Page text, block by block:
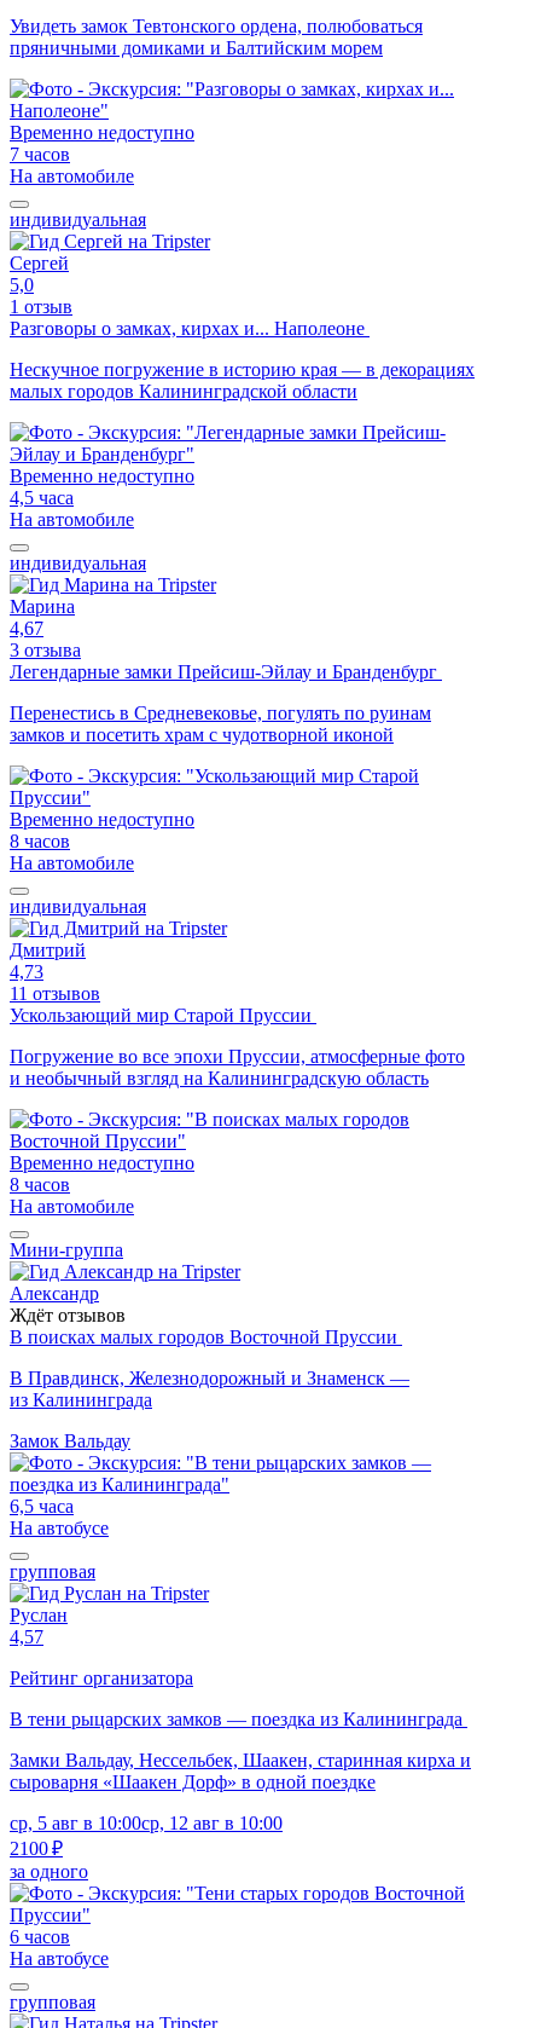
Увидеть замок Тевтонского ордена, полюбоваться
пряничными домиками и Балтийским морем
Временно недоступно
7 часов
На автомобиле
индивидуальная
Сергей
5,0
1 отзыв
Разговоры о замках, кирхах и... Наполеоне
Нескучное погружение в историю края — в декорациях
малых городов Калининградской области
Временно недоступно
4,5 часа
На автомобиле
индивидуальная
Марина
4,67
3 отзыва
Легендарные замки Прейсиш-Эйлау и Бранденбург
Перенестись в Средневековье, погулять по руинам
замков и посетить храм с чудотворной иконой
Временно недоступно
8 часов
На автомобиле
индивидуальная
Дмитрий
4,73
11 отзывов
Ускользающий мир Старой Пруссии
Погружение во все эпохи Пруссии, атмосферные фото
и необычный взгляд на Калининградскую область
Временно недоступно
8 часов
На автомобиле
Мини-группа
Александр
Ждёт отзывов
В поисках малых городов Восточной Пруссии
В Правдинск, Железнодорожный и Знаменск —
из Калининграда
Замок Вальдау
6,5 часа
На автобусе
групповая
Руслан
4,57
Рейтинг организатора
В тени рыцарских замков — поездка из Калининграда
Замки Вальдау, Нессельбек, Шаакен, старинная кирха и
сыроварня «Шаакен Дорф» в одной поездке
ср, 5 авг в 10:00ср, 12 авг в 10:00
2100 ₽
за одного
6 часов
На автобусе
групповая